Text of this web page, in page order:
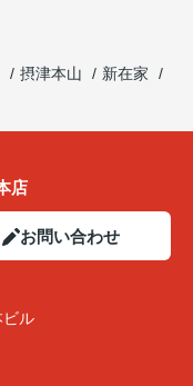
摂津本山
新在家
店
お問い合わせ
ル